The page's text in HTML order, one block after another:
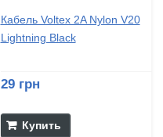
Кабель Voltex 2A Nylon V20
Lightning Black
29 грн
Купить